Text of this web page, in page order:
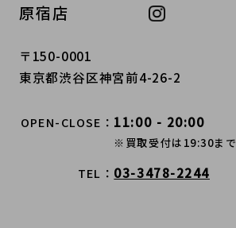
原宿店
〒150-0001
東京都渋谷区神宮前4-26-2
OPEN-CLOSE 11:00 - 20:00
※買取受付は19:30まで
TEL 03-3478-2244